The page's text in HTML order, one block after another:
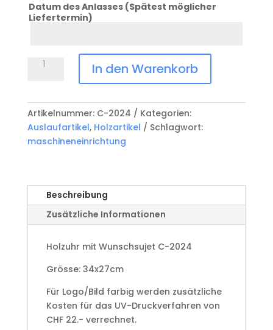
Datum des Anlasses (Spätest möglicher
Liefertermin)
Holzuhr
C-
2024
Menge
In den Warenkorb
Artikelnummer: C-2024
Kategorien:
Auslaufartikel, Holzartikel
Schlagwort:
maschineneinrichtung
Beschreibung
Zusätzliche Informationen
Holzuhr mit Wunschsujet C-2024
Grösse: 34x27cm
Für Logo/Bild farbig werden zusätzliche
Kosten für das UV-Druckverfahren von
CHF 22.- verrechnet.